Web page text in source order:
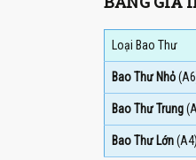
Loại Bao Thư
Bao Thư Nhỏ
Bao Thư Trung
Bao Thư Lớn(A4)